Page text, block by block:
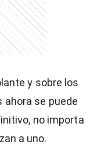
y sobre los
se puede
no importa
a uno.